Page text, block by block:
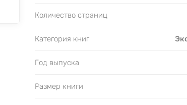
Количество страниц
Категория книг
Год выпуска
Размер книги